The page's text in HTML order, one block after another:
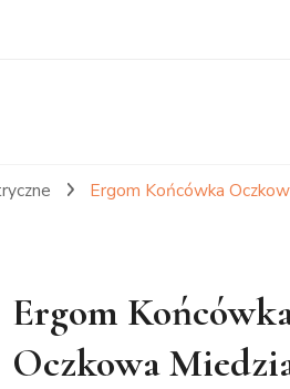
Ergom Końcówka
Ergom
Oczkowa